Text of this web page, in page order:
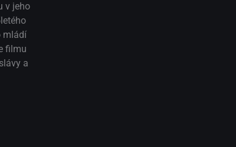
v jeho
mládí
filmu
a